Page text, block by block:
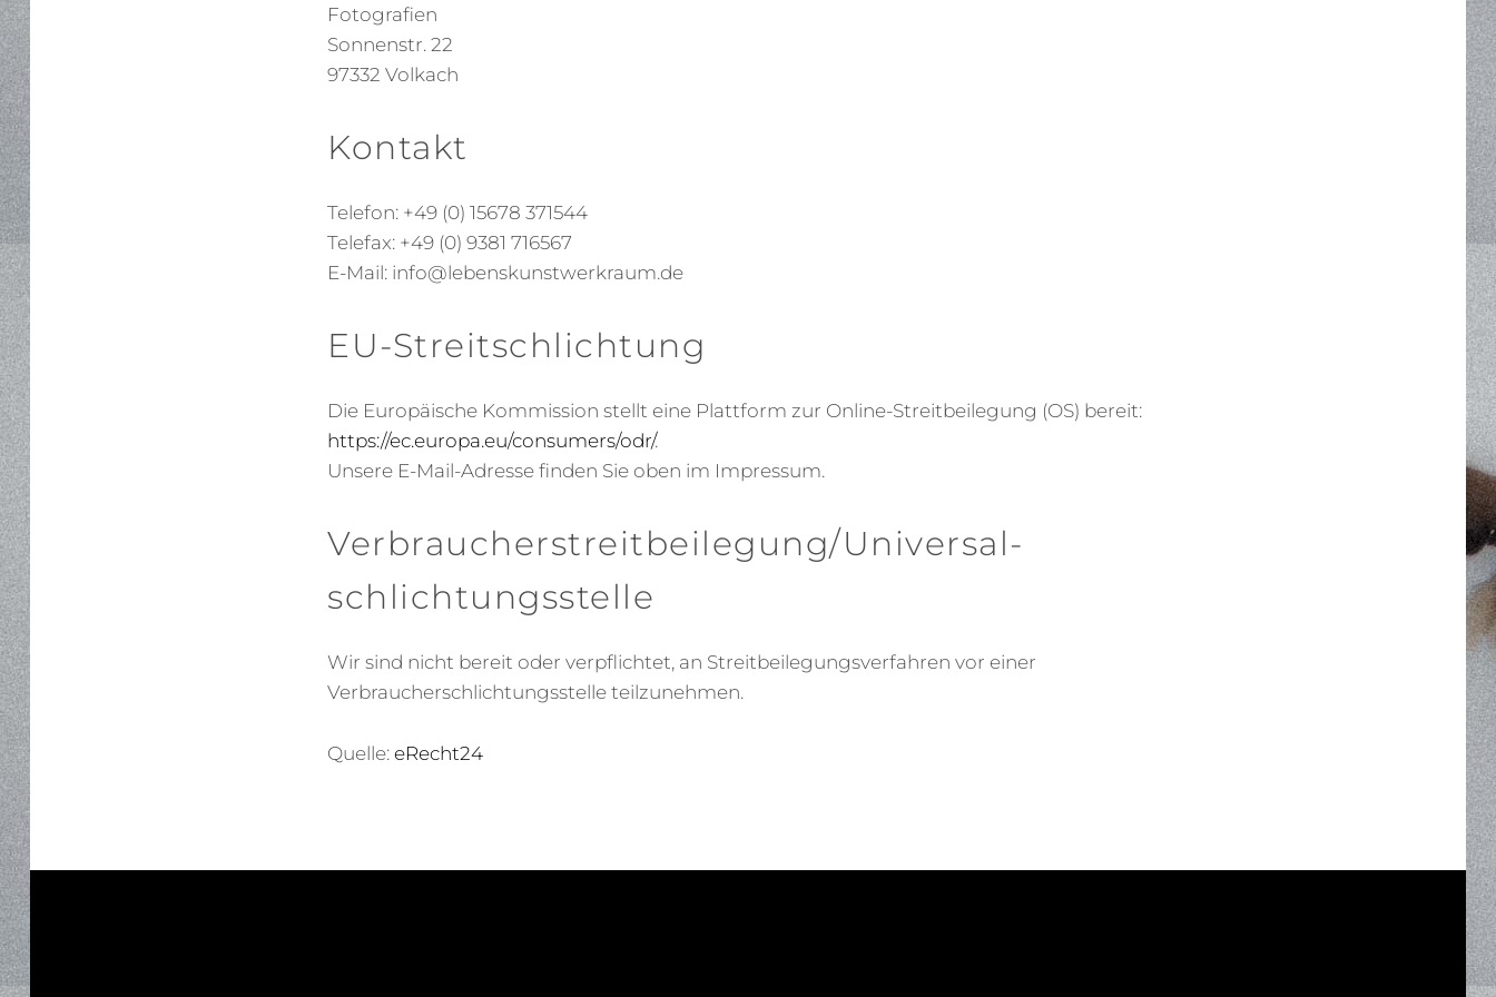
Fotografien
Sonnenstr. 22
97332 Volkach
Kontakt
Telefon: +49 (0) 15678 371544
Telefax: +49 (0) 9381 716567
E-Mail: info@lebenskunstwerkraum.de
EU-Streitschlichtung
Die Europäische Kommission stellt eine Plattform zur Online-Streitbeilegung (OS) bereit:
https://ec.europa.eu/consumers/odr/.
Unsere E-Mail-Adresse finden Sie oben im Impressum.
Verbraucher­streit­beilegung/Universal­
schlichtungs­stelle
Wir sind nicht bereit oder verpflichtet, an Streitbeilegungsverfahren vor einer
Verbraucherschlichtungsstelle teilzunehmen.
Quelle: eRecht24